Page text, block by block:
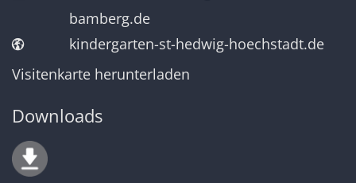
bamberg.de
kindergarten-st-hedwig-hoechstadt.de
Visitenkarte herunterladen
Downloads